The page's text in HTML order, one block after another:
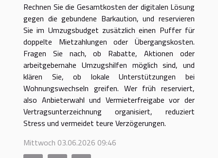
Rechnen Sie die Gesamtkosten der digitalen Lösung
gegen die gebundene Barkaution, und reservieren
Sie im Umzugsbudget zusätzlich einen Puffer für
doppelte Mietzahlungen oder Übergangskosten.
Fragen Sie nach, ob Rabatte, Aktionen oder
arbeitgebernahe Umzugshilfen möglich sind, und
klären Sie, ob lokale Unterstützungen bei
Wohnungswechseln greifen. Wer früh reserviert,
also Anbieterwahl und Vermieterfreigabe vor der
Vertragsunterzeichnung organisiert, reduziert
Stress und vermeidet teure Verzögerungen.
Mittwoch 03.06.2026 09:46